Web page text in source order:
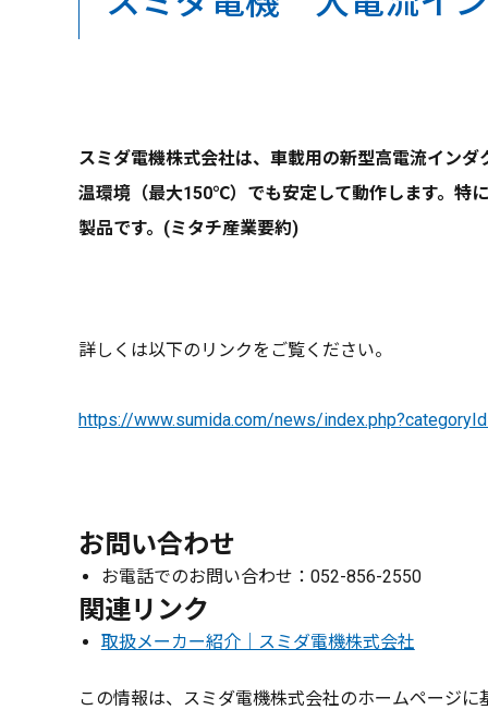
スミダ電機株式会社は、車載用の新型高電流イン
温環境（最大150℃）でも安定して動作します。特
製品です。(ミタチ産業要約)
詳しくは以下のリンクをご覧ください。
https://www.sumida.com/news/
お問い合わせ
お電話でのお問い合わせ：052-856-2550
関連リンク
取扱メーカー紹介｜スミダ電機株式会社
この情報は、スミダ電機株式会社のホームページに